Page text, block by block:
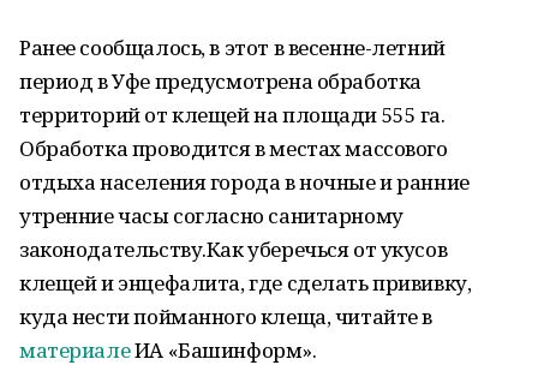
Ранее сообщалось, в этот в весенне-летний
период в Уфе предусмотрена обработка
территорий от клещей на площади 555 га.
Обработка проводится в местах массового
отдыха населения города в ночные и ранние
утренние часы согласно санитарному
законодательству.Как уберечься от укусов
клещей и энцефалита, где сделать прививку,
куда нести пойманного клеща, читайте в
материалеИА «Башинформ».